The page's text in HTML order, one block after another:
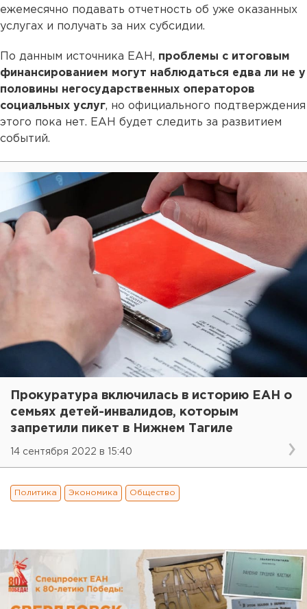
ежемесячно подавать отчетность об уже оказанных
услугах и получать за них субсидии.
По данным источника ЕАН, проблемы с итоговым
финансированием могут наблюдаться едва ли не у
половины негосударственных операторов
социальных услуг, но официального подтверждения
этого пока нет. ЕАН будет следить за развитием
событий.
Прокуратура включилась в историю ЕАН о
семьях детей-инвалидов, которым
запретили пикет в Нижнем Тагиле
14 сентября 2022 в 15:40
Политика Экономика Общество